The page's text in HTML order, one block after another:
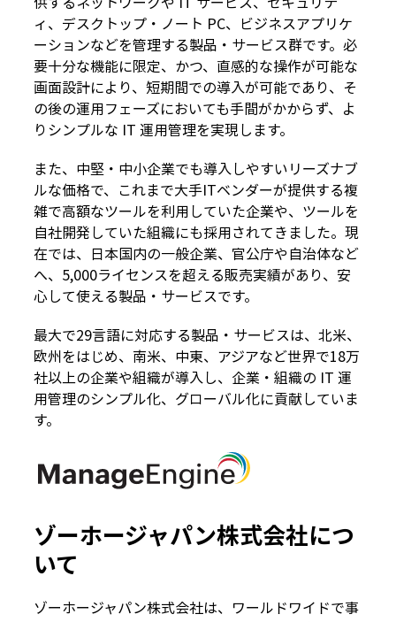
ィ、デスクトップ・ノート PC、ビジネスアプリケ
ーションなどを管理する製品・サービス群です。必
要十分な機能に限定、かつ、直感的な操作が可能な
画面設計により、短期間での導入が可能であり、そ
の後の運用フェーズにおいても手間がかからず、よ
りシンプルな IT 運用管理を実現します。
また、中堅・中小企業でも導入しやすいリーズナブ
ルな価格で、これまで大手ITベンダーが提供する複
雑で高額なツールを利用していた企業や、ツールを
自社開発していた組織にも採用されてきました。現
在では、日本国内の一般企業、官公庁や自治体など
へ、5,000ライセンスを超える販売実績があり、安
心して使える製品・サービスです。
最大で29言語に対応する製品・サービスは、北米、
欧州をはじめ、南米、中東、アジアなど世界で18万
社以上の企業や組織が導入し、企業・組織の IT 運
用管理のシンプル化、グローバル化に貢献していま
す。
ゾーホージャパン株式会社につ
いて
ゾーホージャパン株式会社は、ワールドワイドで事